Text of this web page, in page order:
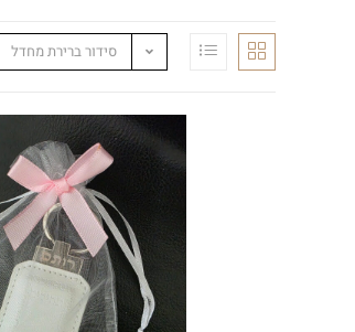
סידור ברירת מחדל